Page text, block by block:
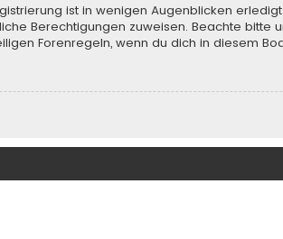
ist in wenigen Augenblicken
Berechtigungen zuweisen. Beachte bitte
Forenregeln, wenn du dich in diesem